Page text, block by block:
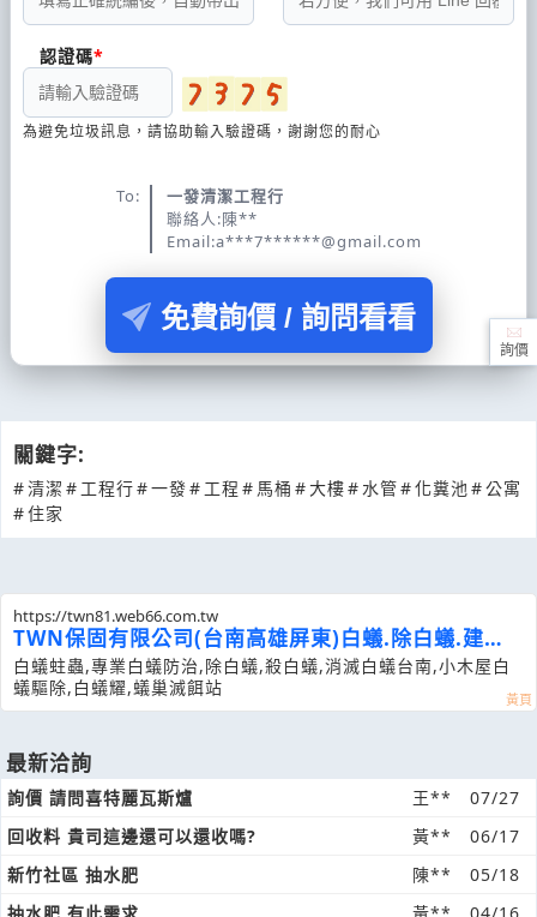
認證碼
為避免垃圾訊息，請協助輸入驗證碼，謝謝您的耐心
To:
一發清潔工程行
聯絡人:陳**
Email:a***7******@gmail.com
免費詢價 / 詢問看看
關鍵字:
#清潔 # 工程行#一發# 工程 # 馬桶 #大樓#水管#化糞池#公寓
#住家
https://twn81.web66.com.tw
TWN保固有限公司(台南高雄屏東)白蟻.除白蟻.建材
防蟲.除蟲消毒防疫殺菌
白蟻蛀蟲,專業白蟻防治,除白蟻,殺白蟻,消滅白蟻台南,小木屋白
蟻驅除,白蟻耀,蟻巢滅餌站
最新洽詢
詢價 請問喜特麗瓦斯爐 王**
07/27
回收料 貴司這邊還可以還收嗎?
黃**
06/17
新竹社區 抽水肥
陳**
05/18
詢價